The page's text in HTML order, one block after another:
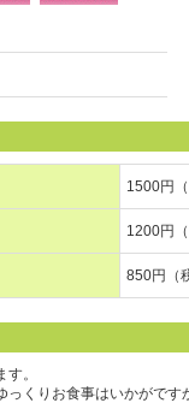
1500円
1200円
850円（
。
っくりお食事はいかがです